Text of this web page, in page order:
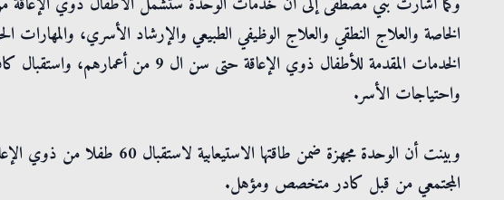
الخاصة والعلاج النطقي والعلاج الوظيفي الطبيعي والإرشاد الأسري، والمهارات
الخدمات المقدمة للأطفال ذوي الإعاقة حتى
واحتياجات الأسر.
المجتمعي من قبل كادر متخصص ومؤهل.